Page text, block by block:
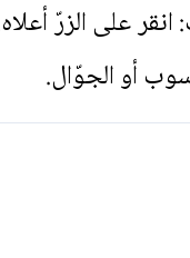
انقر على الزرّ
أو الجوّال.